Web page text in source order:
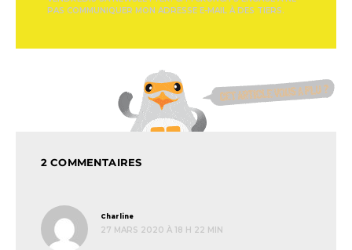
PAS COMMUNIQUER MON ADRESSE E-MAIL À DES TIERS.
2 COMMENTAIRES
Charline
27 MARS 2020 À 18 H 22 MIN